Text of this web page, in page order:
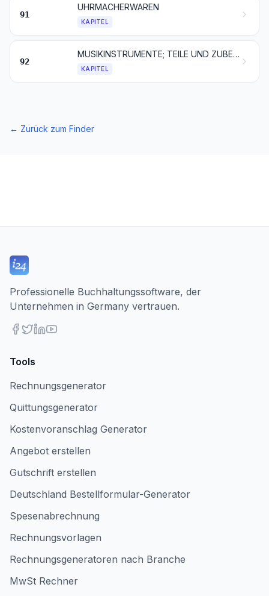
91
UHRMACHERWAREN
KAPITEL
92
MUSIKINSTRUMENTE; TEILE UND ZUBEHÖR FÜR DIESE INSTRUMENTE
KAPITEL
← Zurück zum Finder
Professionelle Buchhaltungssoftware, der
Unternehmen in Germany vertrauen.
Tools
Rechnungsgenerator
Quittungsgenerator
Kostenvoranschlag Generator
Angebot erstellen
Gutschrift erstellen
Deutschland Bestellformular-Generator
Spesenabrechnung
Rechnungsvorlagen
Rechnungsgeneratoren nach Branche
MwSt Rechner